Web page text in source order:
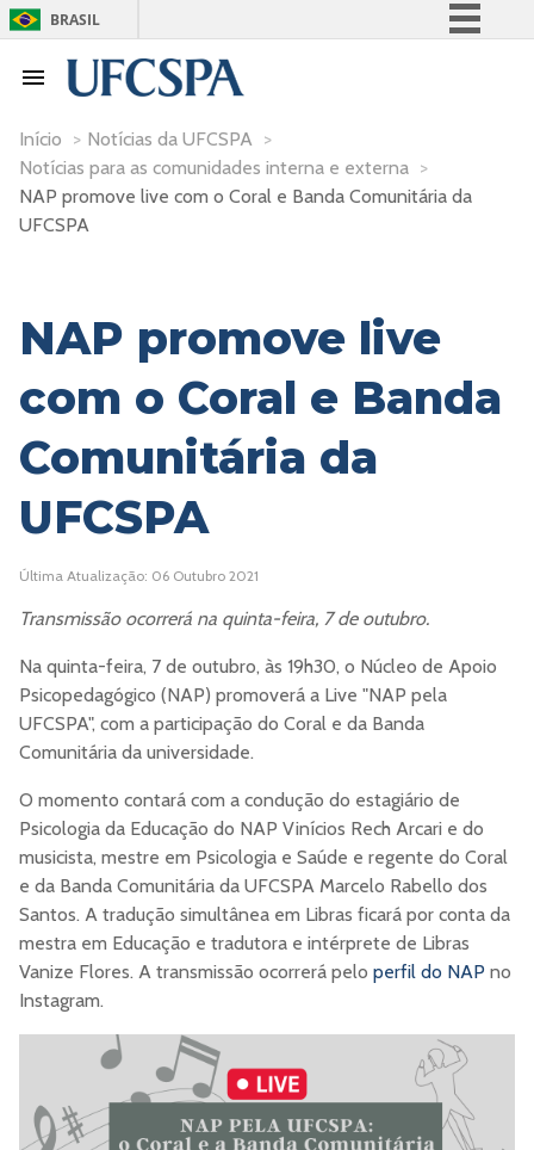
BRASIL
Acesso à informação
Início > Notícias da UFCSPA >
Notícias para as comunidades interna e externa >
NAP promove live com o Coral e Banda Comunitária da
UFCSPA
NAP promove live
com o Coral e Banda
Comunitária da
UFCSPA
Última Atualização: 06 Outubro 2021
Transmissão ocorrerá na quinta-feira, 7 de outubro.
Na quinta-feira, 7 de outubro, às 19h30, o Núcleo de Apoio
Psicopedagógico (NAP) promoverá a Live "NAP pela
UFCSPA", com a participação do Coral e da Banda
Comunitária da universidade.
O momento contará com a condução do estagiário de
Psicologia da Educação do NAP Vinícios Rech Arcari e do
musicista, mestre em Psicologia e Saúde e regente do Coral
e da Banda Comunitária da UFCSPA Marcelo Rabello dos
Santos. A tradução simultânea em Libras ficará por conta da
mestra em Educação e tradutora e intérprete de Libras
Vanize Flores. A transmissão ocorrerá pelo perfil do NAP no
Instagram.